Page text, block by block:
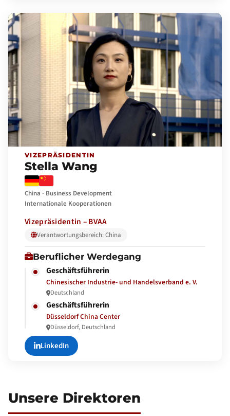
VIZEPRÄSIDENTIN
Stella Wang
China · Business Development
Internationale Kooperationen
Vizepräsidentin – BVAA
Verantwortungsbereich: China
Beruflicher Werdegang
Geschäftsführerin
Chinesischer Industrie- und Handelsverband e. V.
Deutschland
Geschäftsführerin
Düsseldorf China Center
Düsseldorf, Deutschland
LinkedIn
Unsere Direktoren